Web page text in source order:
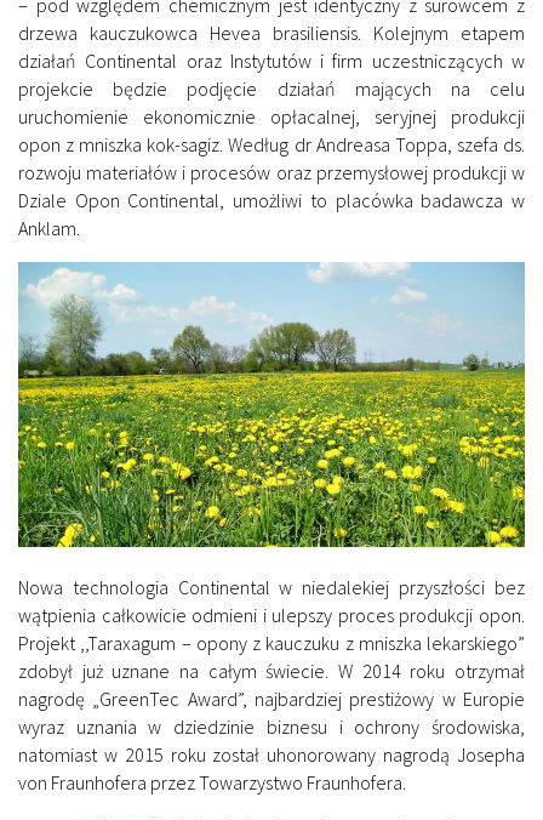
– pod względem chemicznym jest identyczny z surowcem z
drzewa kauczukowca Hevea brasiliensis. Kolejnym etapem
działań Continental oraz Instytutów i firm uczestniczących w
projekcie będzie podjęcie działań mających na celu
uruchomienie ekonomicznie opłacalnej, seryjnej produkcji
opon z mniszka kok-sagiz. Według dr Andreasa Toppa, szefa ds.
rozwoju materiałów i procesów oraz przemysłowej produkcji w
Dziale Opon Continental, umożliwi to placówka badawcza w
Anklam.
Nowa technologia Continental w niedalekiej przyszłości bez
wątpienia całkowicie odmieni i ulepszy proces produkcji opon.
Projekt ,,Taraxagum – opony z kauczuku z mniszka lekarskiego”
zdobył już uznane na całym świecie. W 2014 roku otrzymał
nagrodę „GreenTec Award”, najbardziej prestiżowy w Europie
wyraz uznania w dziedzinie biznesu i ochrony środowiska,
natomiast w 2015 roku został uhonorowany nagrodą Josepha
von Fraunhofera przez Towarzystwo Fraunhofera.